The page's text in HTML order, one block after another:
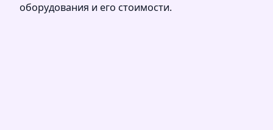
оборудования и его стоимости.